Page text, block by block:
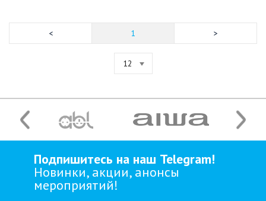
1
12
Подпишитесь на наш Telegram!
Новинки, акции, анонсы
мероприятий!